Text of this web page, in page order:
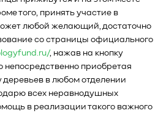
того, принять участие в
любой желающий, достаточно
со страницы официального
, нажав на кнопку
непосредственно приобретая
в любом отделении
всех неравнодушных
в реализации такого важного